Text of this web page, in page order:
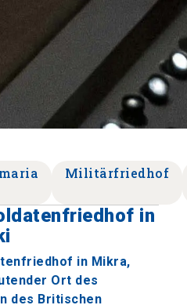
Militärfriedhof
in
in Mikra,
Ort des
des Britischen